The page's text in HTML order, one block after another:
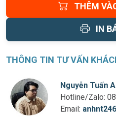
THÊM
IN
THÔNG TIN TƯ VẤN
Nguyễn Tuấn
Hotline/Zalo:
Email: